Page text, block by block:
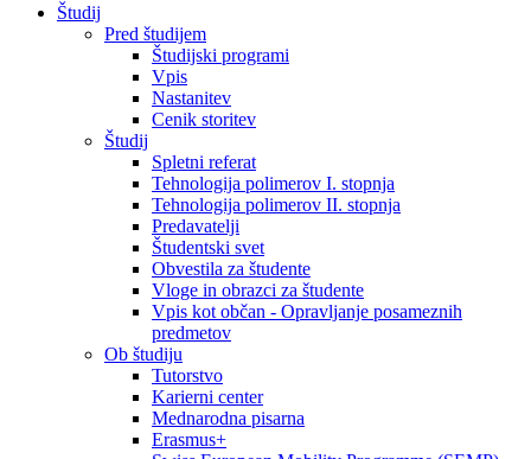
Študij
Pred študijem
Študijski programi
Vpis
Nastanitev
Cenik storitev
Študij
Spletni referat
Tehnologija polimerov I. stopnja
Tehnologija polimerov II. stopnja
Predavatelji
Študentski svet
Obvestila za študente
Vloge in obrazci za študente
Vpis kot občan - Opravljanje posameznih
predmetov
Ob študiju
Tutorstvo
Karierni center
Mednarodna pisarna
Erasmus+